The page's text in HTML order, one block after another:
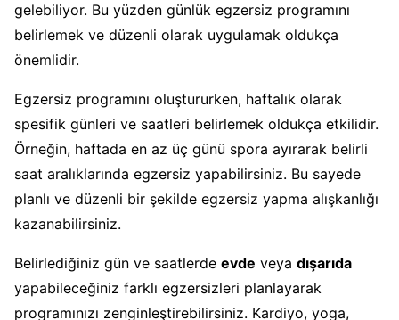
gelebiliyor. Bu yüzden günlük egzersiz programını
belirlemek ve düzenli olarak uygulamak oldukça
önemlidir.
Egzersiz programını oluştururken, haftalık olarak
spesifik günleri ve saatleri belirlemek oldukça etkilidir.
Örneğin, haftada en az üç günü spora ayırarak belirli
saat aralıklarında egzersiz yapabilirsiniz. Bu sayede
planlı ve düzenli bir şekilde egzersiz yapma alışkanlığı
kazanabilirsiniz.
Belirlediğiniz gün ve saatlerde evde veya dışarıda
yapabileceğiniz farklı egzersizleri planlayarak
programınızı zenginleştirebilirsiniz. Kardiyo, yoga,